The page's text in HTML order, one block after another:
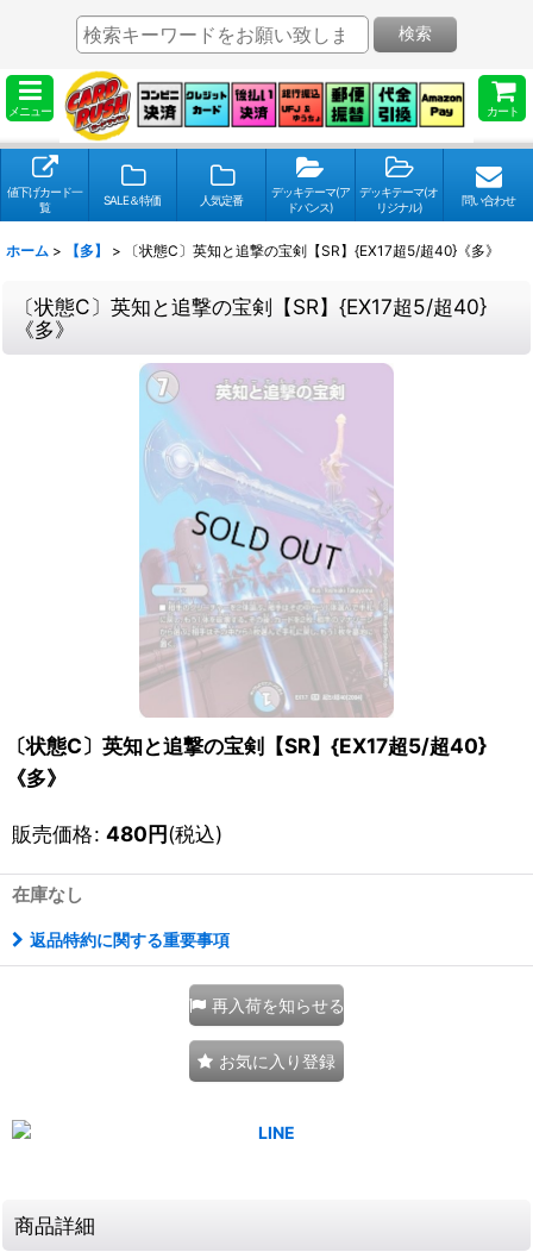
メニュー カート
検索
値下げカード一
覧
SALE＆特価 人気定番
デッキテーマ(ア
ドバンス)
デッキテーマ(オ
リジナル)
問い合わせ
ホーム > 【多】 > 〔状態C〕英知と追撃の宝剣【SR】{EX17超5/超40}《多》
〔状態C〕英知と追撃の宝剣【SR】{EX17超5/超40}
《多》
〔状態C〕英知と追撃の宝剣【SR】{EX17超5/超40}
《多》
販売価格: 480円(税込)
在庫なし
返品特約に関する重要事項
再入荷を知らせる
お気に入り登録
商品詳細